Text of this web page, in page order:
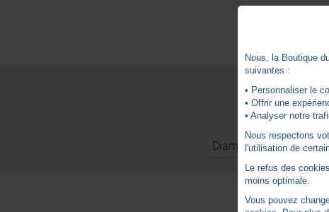
Diamètre moteur
Nous, la Boutique
suivantes :
• Personnaliser le
• Offrir une
• Analyser notre
Nous respectons
l'utilisation de
Le refus des
moins optimale.
Vous pouvez